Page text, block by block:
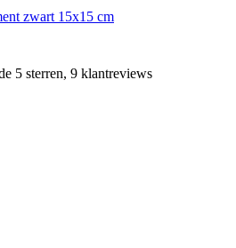
zwart 15x15 cm
5 sterren, 9 klantreviews